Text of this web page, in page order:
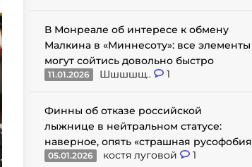
В Монреале об интересе к обмену
Малкина в «Миннесоту»: все элементы
могут сойтись довольно быстро
11.01.2026 Шшшшщ.. 1
Финны об отказе российской
лыжнице в нейтральном статусе:
наверное, опять «страшная русофобия
05.01.2026 костя луговой 1